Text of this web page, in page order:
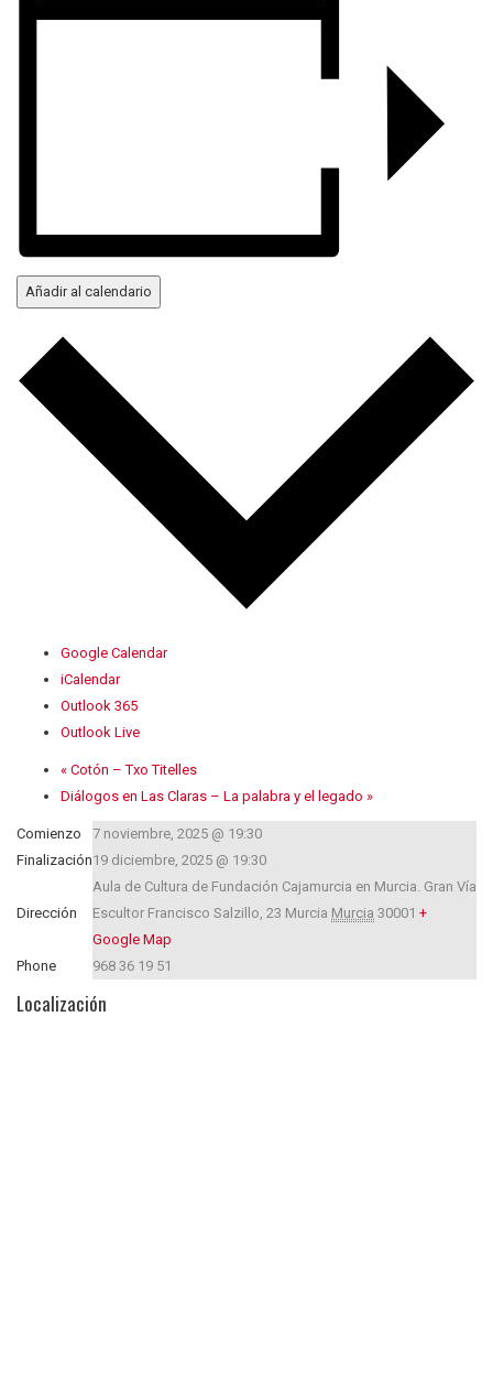
Añadir al calendario
Google Calendar
iCalendar
Outlook 365
Outlook Live
« Cotón – Txo Titelles
Diálogos en Las Claras – La palabra y el legado »
Comienzo
7 noviembre, 2025 @ 19:30
Finalización19 diciembre, 2025 @ 19:30
Dirección
Aula de Cultura de Fundación Cajamurcia en Murcia. Gran Vía
Escultor Francisco Salzillo, 23 Murcia Murcia 30001 +
Google Map
Phone
968 36 19 51
Localización